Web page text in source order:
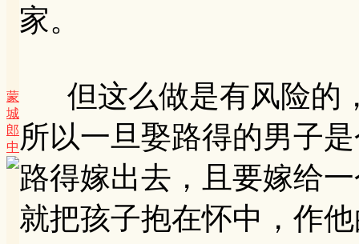
蒙
城
郎
中
家。
但这么做是有风险的
所以一旦娶路得的男子
路得嫁出去，且要嫁给
就把孩子抱在怀中，作